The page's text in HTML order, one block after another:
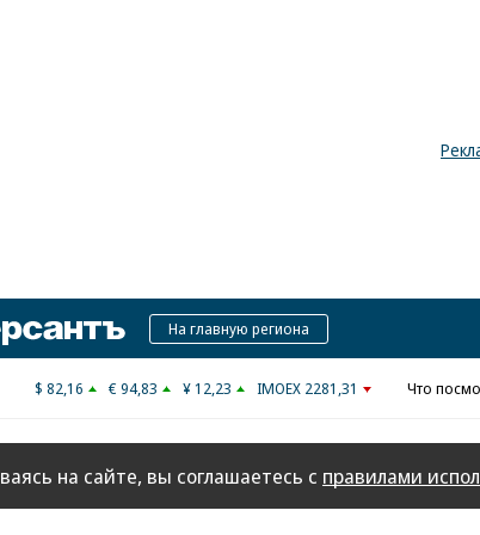
КоммерсантъНа главную региона
$ 82,16 € 94,83 ¥ 12,23 IMOEX 2281,31 Что
на сайте, вы соглашаетесь с правилами